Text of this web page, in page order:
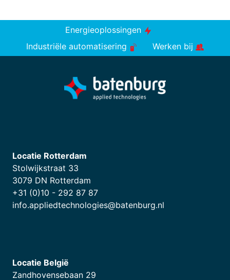
Energieoplossingen
Industriële automatisering
Werken bij
Locatie Rotterdam
Stolwijkstraat 33
3079 DN Rotterdam
+31 (0)10 - 292 87 87
info.appliedtechnologies@batenburg.nl
Locatie België
Zandhovensebaan 29